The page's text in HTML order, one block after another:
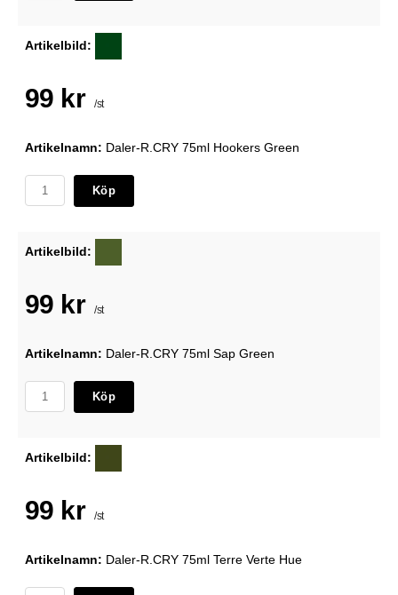
Artikelbild:
99 kr /st
Artikelnamn: Daler-R.CRY 75ml Hookers Green
Köp
Artikelbild:
99 kr /st
Artikelnamn: Daler-R.CRY 75ml Sap Green
Köp
Artikelbild:
99 kr /st
Artikelnamn: Daler-R.CRY 75ml Terre Verte Hue